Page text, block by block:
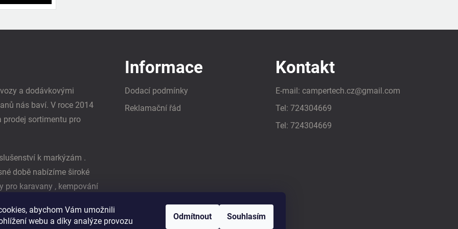
abychom Vám umožnili
webu a díky analýze provozu
Odmítnout Souhlasím
a dodávkovými
nás baví. V roce 2014
prodej sortimentu pro
k markýzám .
době nabízíme široké
pro karavany , kempování
Reimo
Informace
Dodací podmínky
Reklamační řád
Kontakt
E-mail: campertech.cz@gmail.com
Tel: 724304669
Tel: 724304669